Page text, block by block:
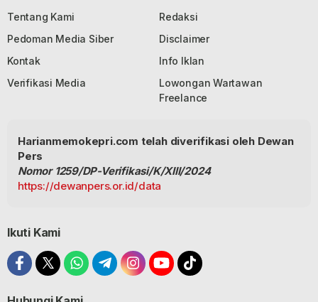
Tentang Kami
Redaksi
Pedoman Media Siber
Disclaimer
Kontak
Info Iklan
Verifikasi Media
Lowongan Wartawan
Freelance
Harianmemokepri.com telah diverifikasi oleh Dewan
Pers
Nomor 1259/DP-Verifikasi/K/XIII/2024
https://dewanpers.or.id/data
Ikuti Kami